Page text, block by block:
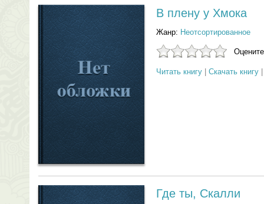
В плену у Хмока
Жанр: Неотсортированное
Читать книгу Скачать книгу
Где ты, Скалли